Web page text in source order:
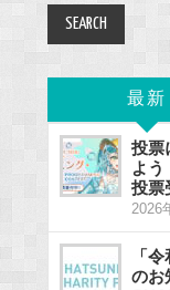
最新
投票
よう
投票
2026
「
のお